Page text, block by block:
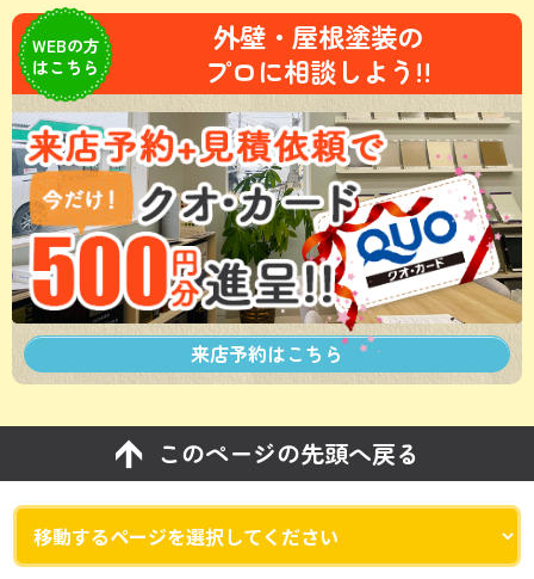
WEBの方
はこちら
外壁・屋根塗装の
プロに相談しよう!!
来店予約はこちら
このページの先頭へ戻る